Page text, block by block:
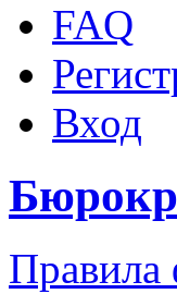
FAQ
Вход
Правила